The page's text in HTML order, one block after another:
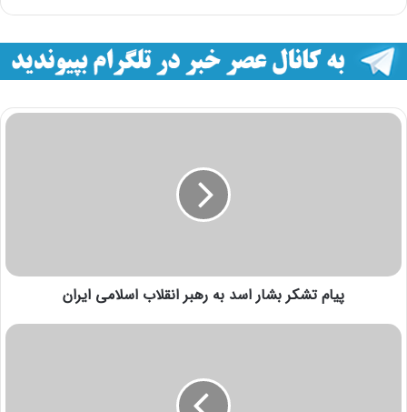
پیام تشکر بشار اسد به رهبر انقلاب اسلامی ایران